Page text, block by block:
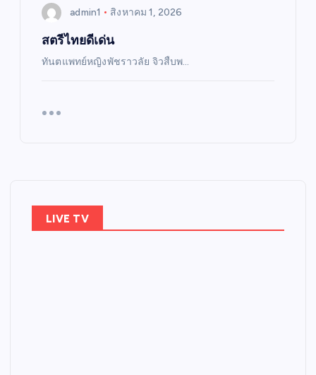
admin1 สิงหาคม 1, 2026
สตรีไทยดีเด่น
ทันตแพทย์หญิงพัชราวลัย จิวสืบพ…
LIVE TV